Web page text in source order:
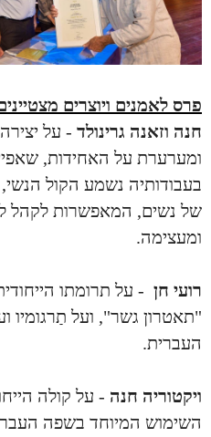
פרס לאמנים ויוצרים
חנה וזאנה גרינולד - על
ומערערת על האחידות,
בעבודותיה נשמע הקול הנשי,
של נשים, המאפשרות לקהל
ומעצימה.
רועי חן - על תרומתו
"תאטרון גשר", ועל תַרגומיו
העברית.
ויקטוריה חנה - על קולה
השימוש המיוחד בשפה